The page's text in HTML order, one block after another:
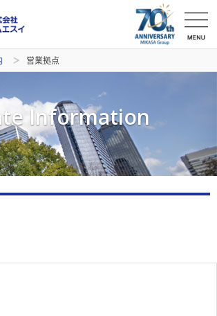
営業拠点
Information